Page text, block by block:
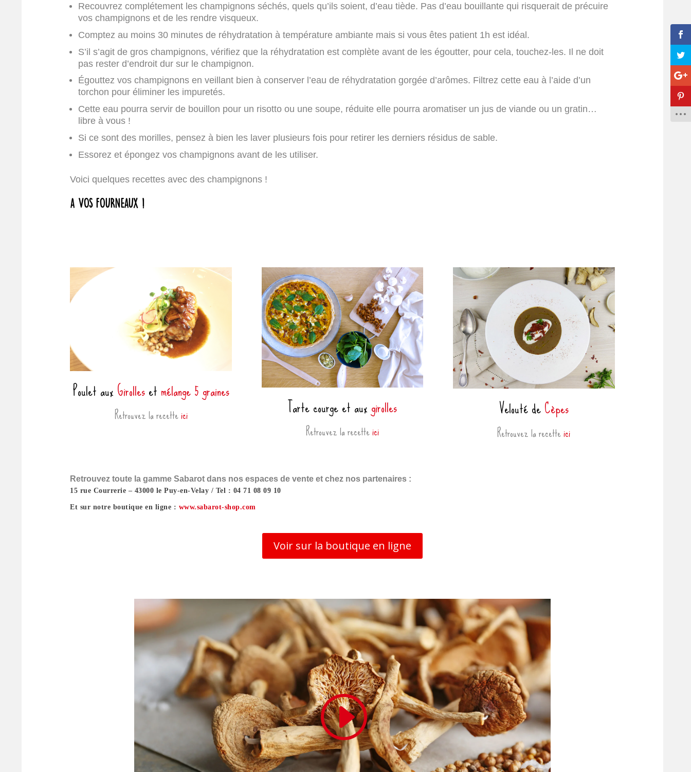
Recouvrez complétement les champignons séchés, quels qu’ils soient, d’eau tiède. Pas d’eau bouillante qui risquerait de précuire
vos champignons et de les rendre visqueux.
Comptez au moins 30 minutes de réhydratation à température ambiante mais si vous êtes patient 1h est idéal.
S’il s’agit de gros champignons, vérifiez que la réhydratation est complète avant de les égoutter, pour cela, touchez-les. Il ne doit
pas rester d’endroit dur sur le champignon.
Égouttez vos champignons en veillant bien à conserver l’eau de réhydratation gorgée d’arômes. Filtrez cette eau à l’aide d’un
torchon pour éliminer les impuretés.
Cette eau pourra servir de bouillon pour un risotto ou une soupe, réduite elle pourra aromatiser un jus de viande ou un gratin…
libre à vous !
Si ce sont des morilles, pensez à bien les laver plusieurs fois pour retirer les derniers résidus de sable.
Essorez et épongez vos champignons avant de les utiliser.
Voici quelques recettes avec des champignons !
A vos fourneaux !
Poulet aux Girolleset mélange 5 graines
Retrouvez la recetteici Tarte courge et auxgirolles
Retrouvez la recetteici
Velouté deCèpes
Retrouvez la recetteici
Retrouvez toute la gamme Sabarot dans nos espaces de vente et chez nos partenaires :
15 rue Courrerie – 43000 le Puy-en-Velay / Tel : 04 71 08 09 10
Et sur notre boutique en ligne : www.sabarot-shop.com
Voir sur la boutique en ligne